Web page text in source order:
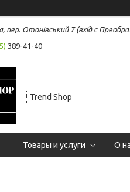
пер. Отонівський 7 (вхід с
389-41-40
Trend Shop
Товары и услуги О